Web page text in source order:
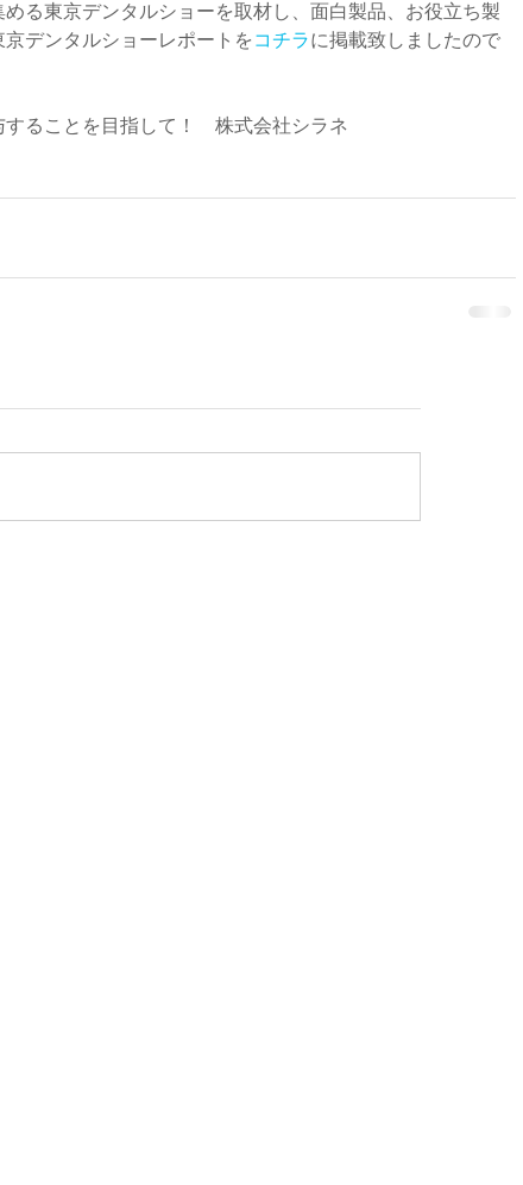
る東京デンタルショーを取材し、面白製品、お役立ち製
デンタルショーレポートを コチラに掲載致しましたので
することを目指して！　株式会社シラネ